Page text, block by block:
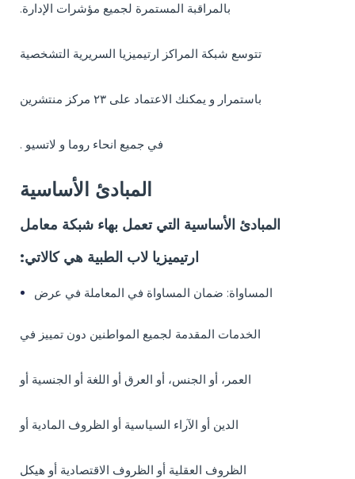
.بالمراقبة المستمرة لجميع مؤشرات الإدارة
تتوسع شبكة المراكز ارتيميزيا السريرية التشخصية
باستمرار و يمكنك الاعتماد على ٢٣ مركز منتشرين
المبادئ الأساسية
المبادئ الأساسية التي تعمل بهاء شبكة معامل
:ارتيميزيا لاب الطبية هي كالاتي
الخدمات المقدمة لجميع المواطنين دون تمييز في
العمر، أو الجنس، أو العرق أو اللغة أو الجنسية أو
الدين أو الآراء السياسية أو الظروف المادية أو
الظروف العقلية أو الظروف الاقتصادية أو هيكل